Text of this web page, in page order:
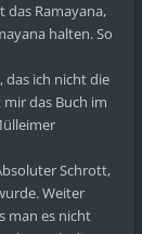
das Ramayana,
halten. So
das ich nicht die
das Buch im
Schrott,
Weiter
man es nicht